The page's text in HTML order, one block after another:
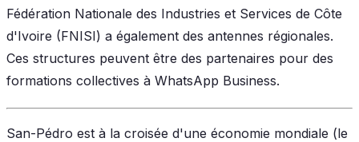
Fédération Nationale des Industries et Services de Côte
d'Ivoire (FNISI) a également des antennes régionales.
Ces structures peuvent être des partenaires pour des
formations collectives à WhatsApp Business.
San-Pédro est à la croisée d'une économie mondiale (le